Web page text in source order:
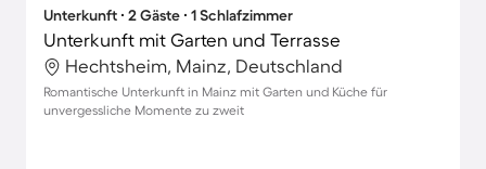
Unterkunft ∙ 2 Gäste ∙ 1 Schlafzimmer
Unterkunft mit Garten und Terrasse
Hechtsheim, Mainz, Deutschland
Romantische Unterkunft in Mainz mit Garten und Küche für
unvergessliche Momente zu zweit